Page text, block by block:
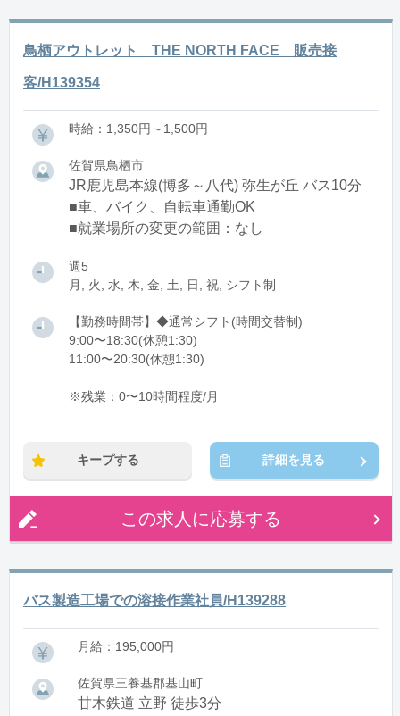
鳥栖アウトレット THE NORTH FACE 販売接
客/H139354
時給：1,350円～1,500円
佐賀県鳥栖市
JR鹿児島本線(博多～八代) 弥生が丘 バス10分
■車、バイク、自転車通勤OK
■就業場所の変更の範囲：なし
週5
月, 火, 水, 木, 金, 土, 日, 祝, シフト制
【勤務時間帯】◆通常シフト(時間交替制)
9:00〜18:30(休憩1:30)
11:00〜20:30(休憩1:30)
※残業：0〜10時間程度/月
キープする 詳細を見る
この求人に応募する
バス製造工場での溶接作業社員/H139288
月給：195,000円
佐賀県三養基郡基山町
甘木鉄道 立野 徒歩3分